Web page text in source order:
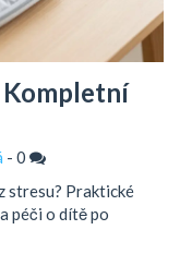
Kompletní
- 0
stresu? Praktické
péči o dítě po